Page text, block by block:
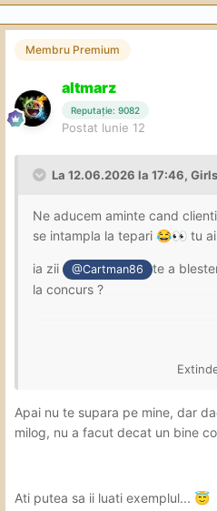
Membru Premium
altmarz
Reputație: 9082
Postat Iunie 12
La 12.06.2026 la 17:46,
Ne aducem aminte cand
se intampla la tepari 😂👀 tu
ia zii @Cartman86
te a
la concurs ?
Apai nu te supara pe mine, dar
milog, nu a facut decat un bine
Ati putea sa ii luati exemplul... 😇